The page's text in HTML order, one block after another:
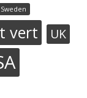
Sweden
vert UK